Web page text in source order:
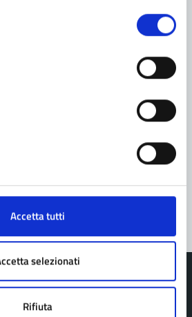
Accetta tutti
selezionati
Rifiuta
frequenti